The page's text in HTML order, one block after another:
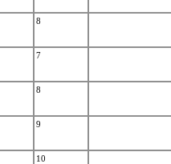
8
7
8
9
10